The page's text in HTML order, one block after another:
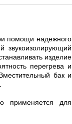
помощи надежного
звукоизолирующий
изделие
перегрева и
бак и
применяется для